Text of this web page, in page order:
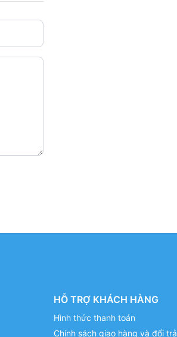
HỖ TRỢ KHÁCH HÀNG
Hình thức thanh toán
Chính sách giao hàng và đổi trả